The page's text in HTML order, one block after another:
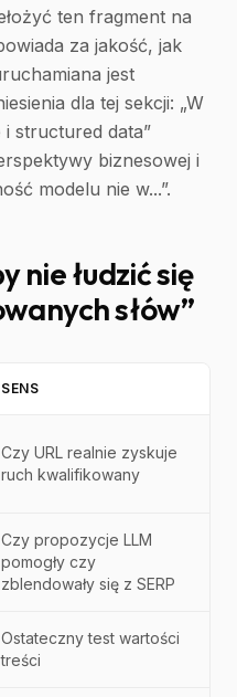
ten fragment na
za jakość, jak
jest
dla tej sekcji: „W
i structured data”
biznesowej i
modelu nie w...”.
nie łudzić się
słów”
SENS
Czy URL realnie zyskuje
ruch kwalifikowany
Czy propozycje LLM
pomogły czy
zblendowały się z SERP
Ostateczny test wartości
treści